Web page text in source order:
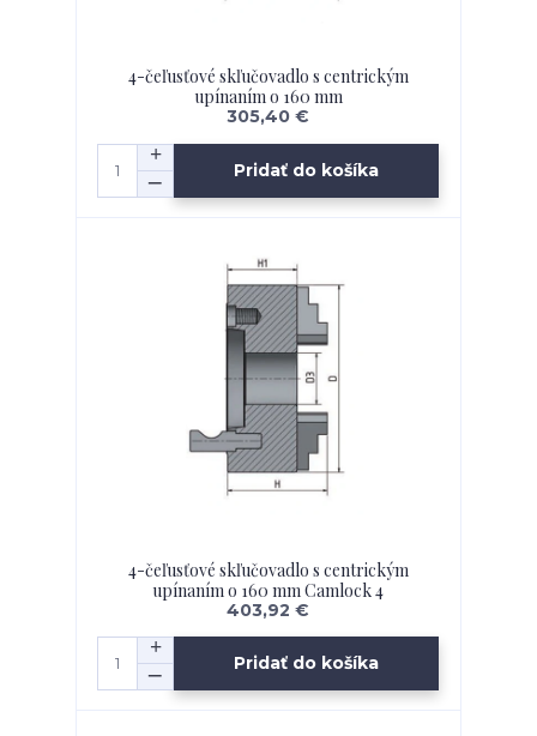
4-čeľusťové skľučovadlo s centrickým
upínaním o 160 mm
305,40 €
Pridať do košíka
4-čeľusťové skľučovadlo s centrickým
upínaním o 160 mm Camlock 4
403,92 €
Pridať do košíka